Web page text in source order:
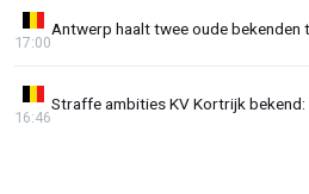
Antwerp haalt twee oude bekenden
17:00
Straffe ambities KV Kortrijk bekend:
16:46